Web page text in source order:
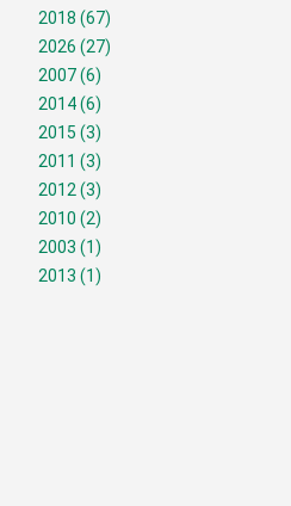
2018 (67)
2026 (27)
2007(6)
2014(6)
2015 (3)
2011 (3)
2012 (3)
2010 (2)
2003 (1)
2013 (1)